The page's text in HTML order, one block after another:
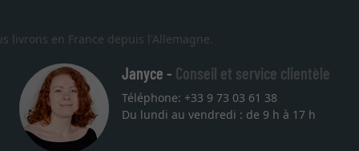
livrons en France depuis l'Allemagne.
Janyce - Conseil et service clientèle
Téléphone: +33 9 73 03 61 38
Du lundi au vendredi : de 9 h à 17 h